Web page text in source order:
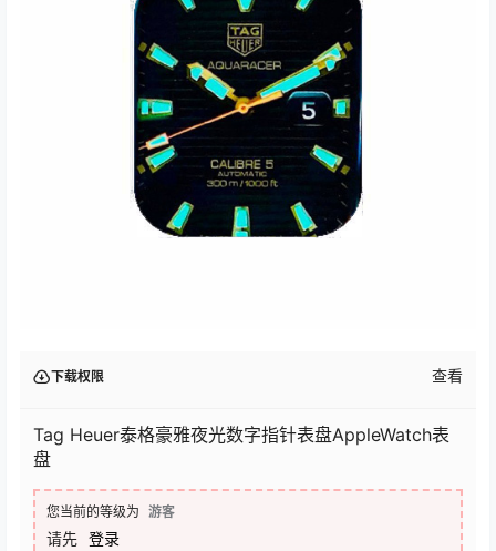
下载权限 查看
Tag Heuer泰格豪雅夜光数字指针表盘AppleWatch表
盘
您当前的等级为 游客
请先 登录